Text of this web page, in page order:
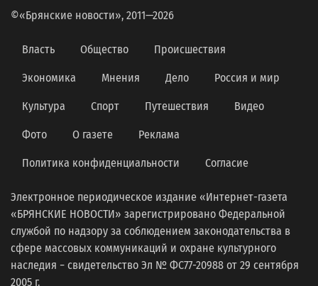
©«Брянские новости», 2011—2026
Власть Общество Происшествия
Экономика Мнения Дело Россия и мир
Культура Спорт Путешествия Видео
Фото О газете Реклама
Политика конфиденциальности Согласие
Электронное периодическое издание «Интернет-газета
«БРЯНСКИЕ НОВОСТИ» зарегистрировано Федеральной
службой по надзору за соблюдением законодательства в
сфере массовых коммуникаций и охране культурного
наследия − свидетельство Эл № ФС77-20988 от 29 сентября
2005 г.